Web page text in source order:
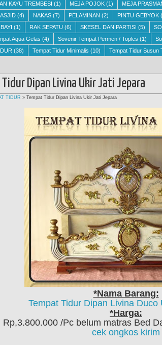
KAYU TREMBESI (1) MEJA POJOK (1) MEJA
(4) NAKAS (7) PELAMINAN (2) PINTU GEBYOK
(1) RAK SEPATU (6) SKESEL DAN PARTISI (5)
Aqua Gelas (4) Sovenir Tempat Permen / Toples (1)
(38) Tempat Tidur Minimalis (10) Tempat Tidur Susun
Tidur Dipan Livina Ukir Jati Jepara
TIDUR » Tempat Tidur Dipan Livina Ukir Jati Jepara
*Nama Barang:
Tempat Tidur Dipan Livina Duco
*Harga:
Rp,3.800.000 /Pc belum matras Bed
cek ongkos kirim